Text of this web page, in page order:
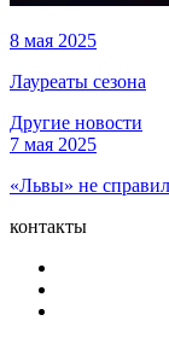
8 мая 2025
Лауреаты сезона
Другие новости
7 мая 2025
«Львы» не
контакты